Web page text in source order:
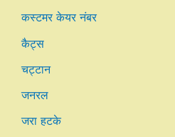
कस्टमर केयर नंबर
कैट्स
चट्टान
जनरल
जरा हटके